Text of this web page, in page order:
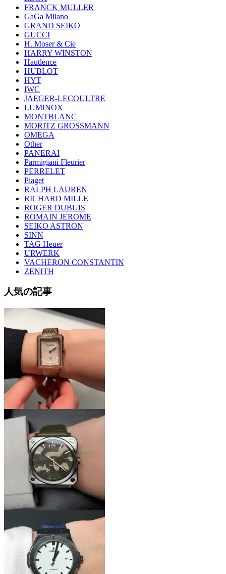
FRANCK MULLER
GaGa Milano
GRAND SEIKO
GUCCI
H. Moser & Cie
HARRY WINSTON
Hautlence
HUBLOT
HYT
IWC
JAEGER-LECOULTRE
LUMINOX
MONTBLANC
MORITZ GROSSMANN
OMEGA
Other
PANERAI
Parmigiani Fleurier
PERRELET
Piaget
RALPH LAUREN
RICHARD MILLE
ROGER DUBUIS
ROMAIN JEROME
SEIKO ASTRON
SINN
TAG Heuer
URWERK
VACHERON CONSTANTIN
ZENITH
人気の記事